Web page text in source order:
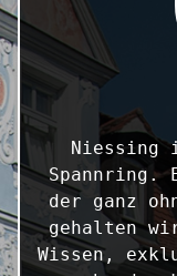
Niessing
Spannring.
der ganz
gehalten
Wissen,